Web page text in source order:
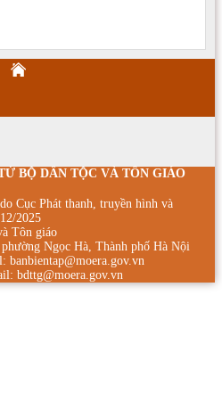
BỘ DÂN TỘC VÀ TÔN GIÁO
Cục Phát thanh, truyền hình và
2025
Tôn giáo
Ngọc Hà, Thành phố Hà Nội
bdttg@moera.gov.vn